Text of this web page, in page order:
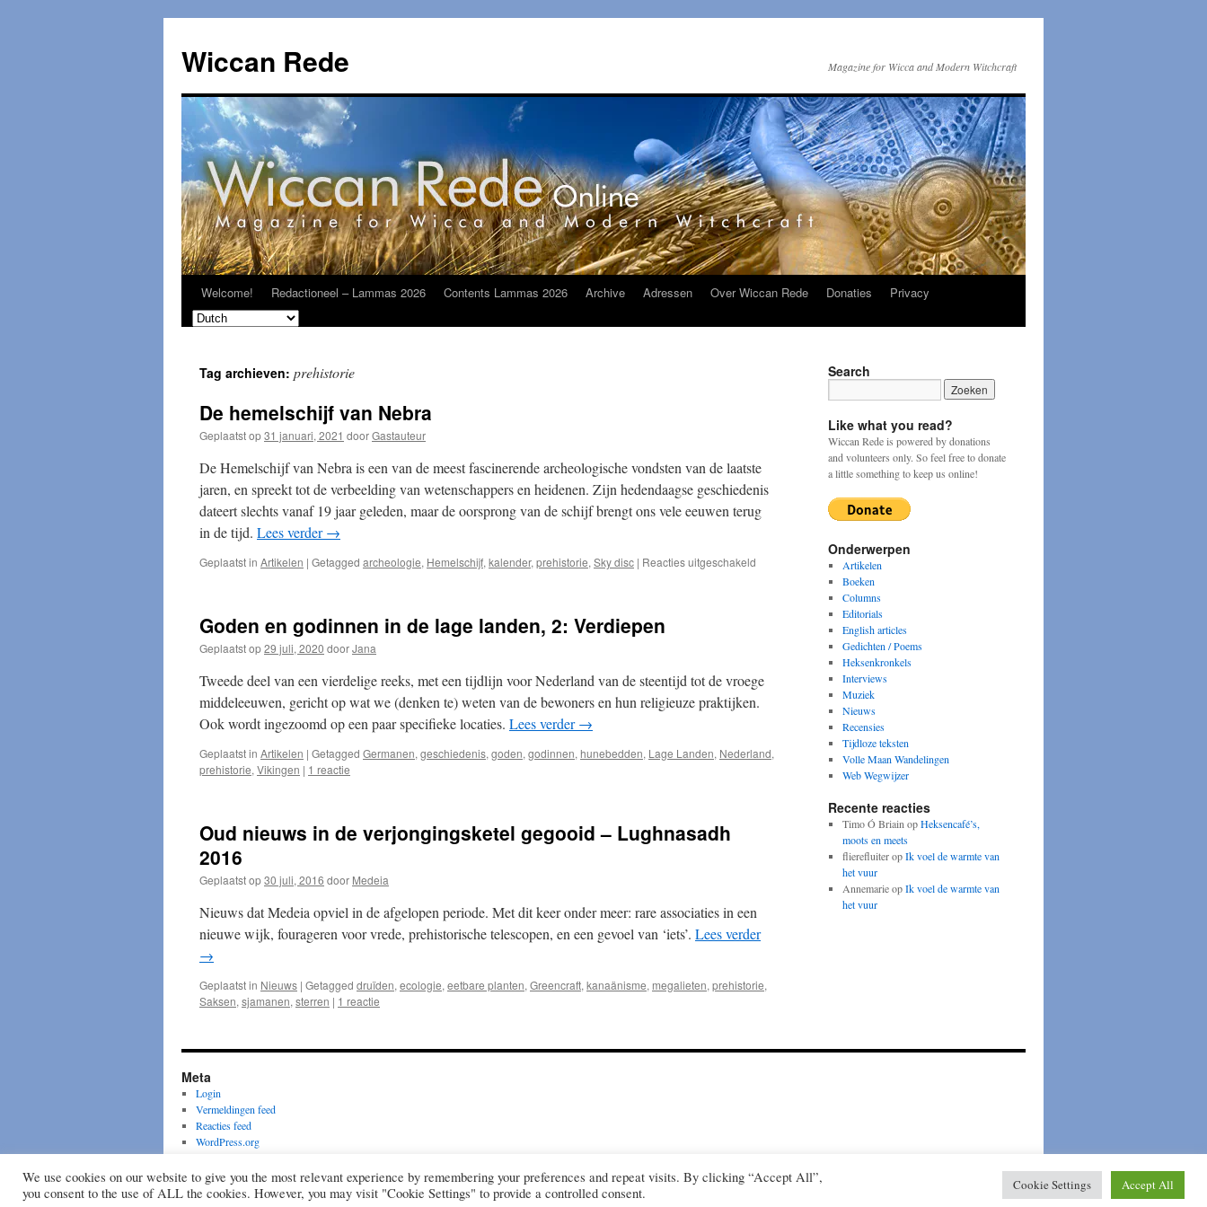
de
inhoud
Wiccan Rede Magazine for Wicca and Modern Witchcraft
Welcome! Redactioneel – Lammas 2026 Contents Lammas 2026 Archive Adressen Over Wiccan Rede Donaties Privacy
Tag archieven: prehistorie
De hemelschijf van Nebra
Geplaatst op31 januari, 2021 doorGastauteur
De Hemelschijf van Nebra is een van de meest fascinerende archeologische vondsten van de laatste
jaren, en spreekt tot de verbeelding van wetenschappers en heidenen. Zijn hedendaagse geschiedenis
dateert slechts vanaf 19 jaar geleden, maar de oorsprong van de schijf brengt ons vele eeuwen terug
in de tijd. Lees verder→
Geplaatst in Artikelen | Getagged archeologie, Hemelschijf, kalender, prehistorie, Sky disc | Reacties uitgeschakeld
Goden en godinnen in de lage landen, 2: Verdiepen
Geplaatst op29 juli, 2020 doorJana
Tweede deel van een vierdelige reeks, met een tijdlijn voor Nederland van de steentijd tot de vroege
middeleeuwen, gericht op wat we (denken te) weten van de bewoners en hun religieuze praktijken.
Ook wordt ingezoomd op een paar specifieke locaties. Lees verder→
Geplaatst in Artikelen | Getagged Germanen, geschiedenis, goden, godinnen, hunebedden, Lage Landen, Nederland,
prehistorie, Vikingen | 1 reactie
Oud nieuws in de verjongingsketel gegooid – Lughnasadh
2016
Geplaatst op30 juli, 2016 door Medeia
Nieuws dat Medeia opviel in de afgelopen periode. Met dit keer onder meer: rare associaties in een
nieuwe wijk, fourageren voor vrede, prehistorische telescopen, en een gevoel van ‘iets’. Lees verder
→
Geplaatst in Nieuws | Getagged druïden, ecologie, eetbare planten, Greencraft, kanaänisme, megalieten, prehistorie,
Saksen, sjamanen, sterren | 1 reactie
Search
Like what you read?
Wiccan Rede is powered by donations
and volunteers only. So feel free to donate
a little something to keep us online!
Onderwerpen
Artikelen
Boeken
Columns
Editorials
English articles
Gedichten / Poems
Heksenkronkels
Interviews
Muziek
Nieuws
Recensies
Tijdloze teksten
Volle Maan Wandelingen
Web Wegwijzer
Recente reacties
Timo Ó Briain opHeksencafé’s,
moots en meets
flierefluiteropIk voel de warmte van
het vuur
AnnemarieopIk voel de warmte van
het vuur
Meta
Login
Vermeldingen feed
Reacties feed
WordPress.org
Wiccan Rede
We use cookies on our website to give you the most relevant experience by remembering your preferences and repeat visits. By clicking “Accept All”,
you consent to the use of ALL the cookies. However, you may visit "Cookie Settings" to provide a controlled consent.
Cookie Settings Accept All